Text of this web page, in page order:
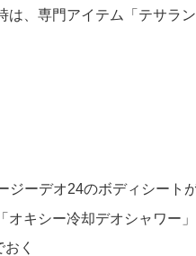
、専門アイテム「テサラ
ジーデオ24のボディシート
キシー冷却デオシャワー」
く